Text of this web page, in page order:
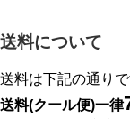
送料について
送料は下記の通りで
送料(クール便)一律